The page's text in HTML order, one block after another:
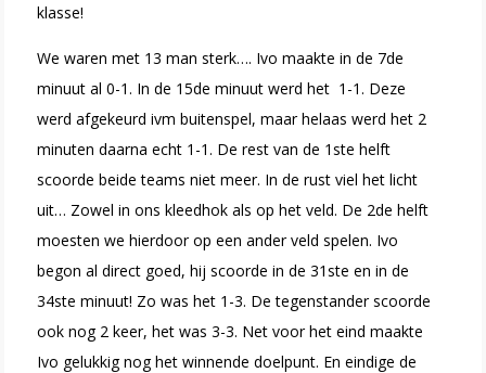
klasse!
We waren met 13 man sterk…. Ivo maakte in de 7de
minuut al 0-1. In de 15de minuut werd het 1-1. Deze
werd afgekeurd ivm buitenspel, maar helaas werd het 2
minuten daarna echt 1-1. De rest van de 1ste helft
scoorde beide teams niet meer. In de rust viel het licht
uit… Zowel in ons kleedhok als op het veld. De 2de helft
moesten we hierdoor op een ander veld spelen. Ivo
begon al direct goed, hij scoorde in de 31ste en in de
34ste minuut! Zo was het 1-3. De tegenstander scoorde
ook nog 2 keer, het was 3-3. Net voor het eind maakte
Ivo gelukkig nog het winnende doelpunt. En eindige de